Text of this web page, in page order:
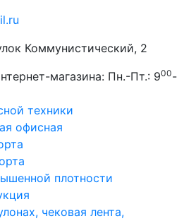
Коммунистический, 2
магазина: Пн.-Пт.: 900-
техники
офисная
плотности
чековая лента,